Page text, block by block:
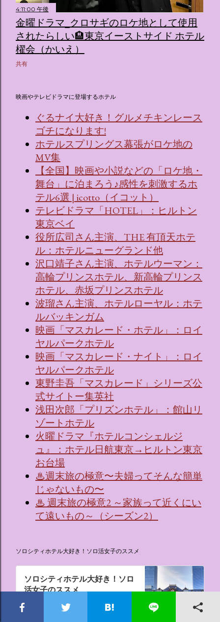
4:11:00 午後
金曜ドラマ_クロサギのロケ地として使用
されたらしい🏨東京イーストサイド ホテル
櫂会（かいえ）
共有
映画やテレビドラマに登場するホテル
ぐるナイ大好き！グルメチキンレース
ゴチになります!
ホテルスプリングス幕張がロケ地の
MV集
【全国】映画や小説などの「ロケ地・
舞台」に泊まろう♪感性を刺激するホ
テル6選 | icotto（イコット）
テレビドラマ「HOTEL」：ヒルトン
東京ベイ
役所広司さん主演、THE 有頂天ホテ
ル：ホテルニューグランド他
沢口靖子さん主演、ホテルウーマン：
高輪プリンスホテル、新高輪プリンス
ホテル、赤坂プリンスホテル
波瑠さん主演、ホテルローヤル：ホテ
ルバッキンガム
映画「マスカレード・ホテル」：ロイ
ヤルパークホテル
映画「マスカレード・ナイト」：ロイ
ヤルパークホテル
東野圭吾「マスカレード」シリーズ公
式サイトー集英社
浅田次郎「プリズンホテル」：館山リ
ゾートホテル
火曜ドラマ『ホテルコンシェルジ
ュ』：ホテル日航東京→ヒルトン東京
お台場
♨週末旅の極意〜夫婦ってそんな簡単
じゃないもの〜
♨ 週末旅の極意2 ～家族って近くにい
て遠いもの～（シーズン2）
ソロシティホテル大好き！ソロ活女子のススメ
ソロシティホテル大好き！ソロ
活女子のススメ
hotel.carbodiet.work